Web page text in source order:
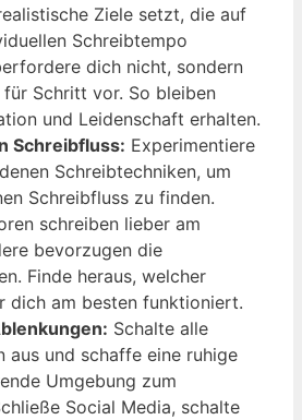
Ziele setzt, die auf
Schreibtempo
dich nicht, sondern
Schritt vor. So bleiben
und Leidenschaft erhalten.
Schreibfluss: Experimentiere
Schreibtechniken, um
Schreibfluss zu finden.
schreiben lieber am
bevorzugen die
Finde heraus, welcher
dich am besten funktioniert.
Schalte alle
aus und schaffe eine ruhige
Umgebung zum
Social Media, schalte